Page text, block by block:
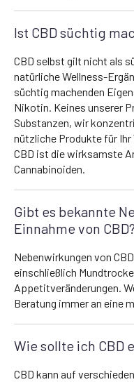
Ist CBD süchtig
CBD selbst gilt nicht als
natürliche Wellness-
süchtig machenden
Nikotin. Keines unserer
Substanzen, wir
nützliche Produkte für Ihr
CBD ist die wirksamste
Cannabinoiden.
Gibt es bekannte
Einnahme von CBD?
Nebenwirkungen von
einschließlich
Appetitveränderungen.
Beratung immer an eine
Wie sollte ich CBD
CBD kann auf